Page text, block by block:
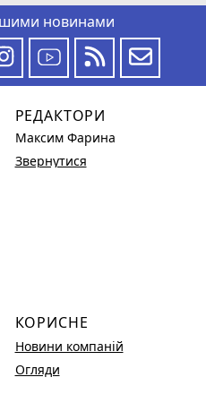
новинами
РЕДАКТОРИ
Максим Фарина
Звернутися
КОРИСНЕ
Новини компаній
Огляди